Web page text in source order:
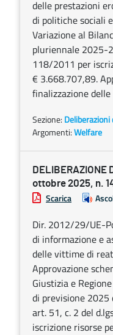
delle prestazioni
di politiche sociali
Variazione al
pluriennale 2025-
118/2011 per
€ 3.668.707,89.
finalizzazione
Sezione:
Argomenti:Welfare
DELIBERAZIONE
ottobre 2025, n.
Scarica
Dir. 2012/29/UE-
di informazione e
delle vittime di
Approvazione
Giustizia e
di previsione
art. 51, c. 2 del
iscrizione risorse